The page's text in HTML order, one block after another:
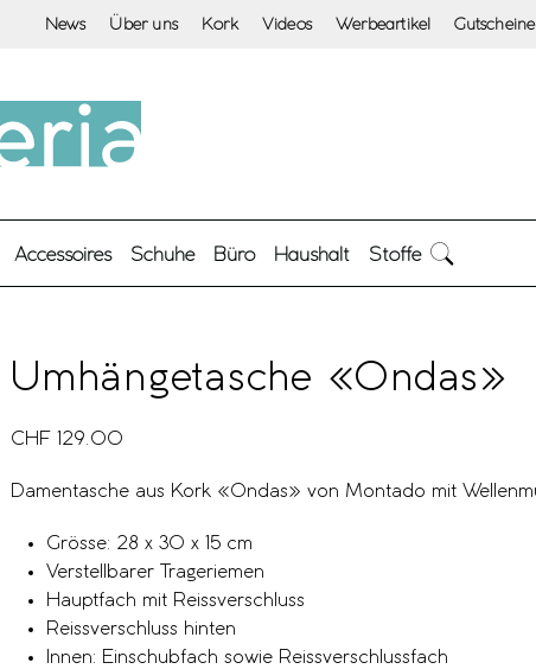
News Über uns Kork Videos Werbeartikel Gutscheine
Accessoires Schuhe Büro Haushalt Stoffe
Umhängetasche «Ondas»
CHF 129.00
Damentasche aus Kork «Ondas» von Montado mit
Grösse: 28 x 30 x 15 cm
Verstellbarer Trageriemen
Hauptfach mit Reissverschluss
Reissverschluss hinten
Innen: Einschubfach sowie Reissverschlussfach